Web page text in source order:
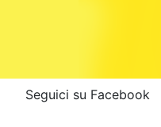
Seguici su Facebook